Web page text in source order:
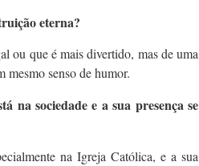
eterna?
ou que é mais divertido, mas de uma
mesmo senso de humor.
na sociedade e a sua presença se
na Igreja Católica, e a sua